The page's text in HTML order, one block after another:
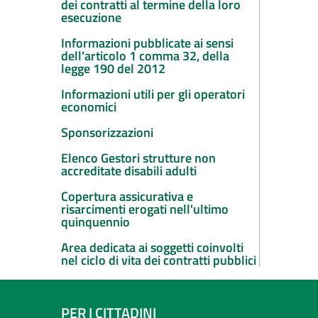
dei contratti al termine della loro
esecuzione
Informazioni pubblicate ai sensi
dell'articolo 1 comma 32, della
legge 190 del 2012
Informazioni utili per gli operatori
economici
Sponsorizzazioni
Elenco Gestori strutture non
accreditate disabili adulti
Copertura assicurativa e
risarcimenti erogati nell'ultimo
quinquennio
Area dedicata ai soggetti coinvolti
nel ciclo di vita dei contratti pubblici
PER I CITTADINI